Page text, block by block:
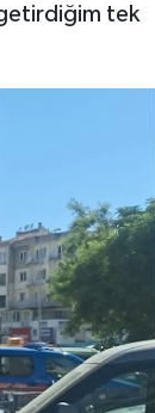
getirdiğim tek